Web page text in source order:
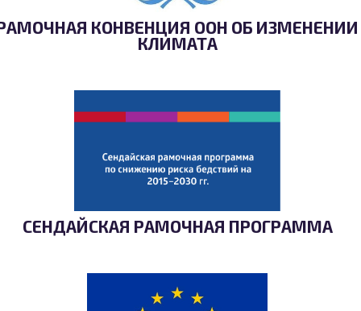
КОНВЕНЦИЯ ООН ОБ ИЗМЕНЕНИИ
КЛИМАТА
СЕНДАЙСКАЯ РАМОЧНАЯ ПРОГРАММА